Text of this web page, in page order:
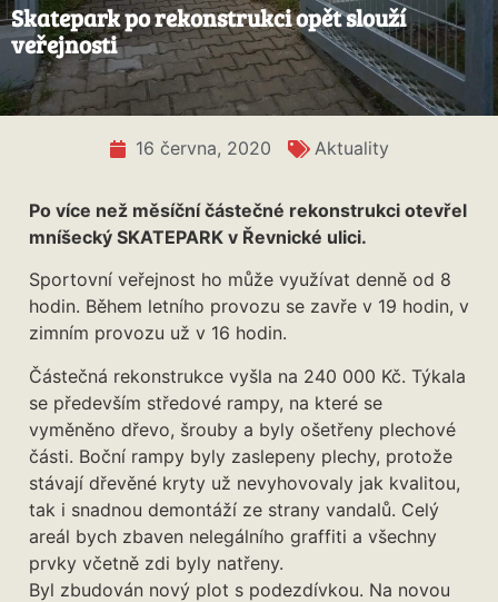
Skatepark po rekonstrukci opět slouží
veřejnosti
16 června, 2020 Aktuality
Po více než měsíční částečné rekonstrukci otevřel
mníšecký SKATEPARK v Řevnické ulici.
Sportovní veřejnost ho může využívat denně od 8
hodin. Během letního provozu se zavře v 19 hodin, v
zimním provozu už v 16 hodin.
Částečná rekonstrukce vyšla na 240 000 Kč. Týkala
se především středové rampy, na které se
vyměněno dřevo, šrouby a byly ošetřeny plechové
části. Boční rampy byly zaslepeny plechy, protože
stávají dřevěné kryty už nevyhovovaly jak kvalitou,
tak i snadnou demontáží ze strany vandalů. Celý
areál bych zbaven nelegálního graffiti a všechny
prvky včetně zdi byly natřeny.
Byl zbudován nový plot s podezdívkou. Na novou